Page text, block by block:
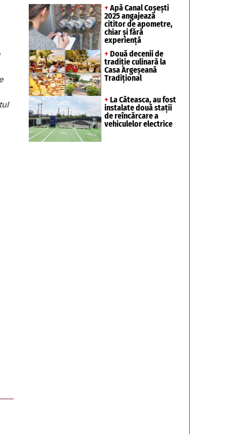
+ Apă Canal Coșești
2025 angajează
cititor de apometre,
chiar și fără
experiență
+ Două decenii de
tradiție culinară la
Casa Argeșeană
Tradițional
+ La Căteasca, au fost
instalate două stații
de reîncărcare a
vehiculelor electrice